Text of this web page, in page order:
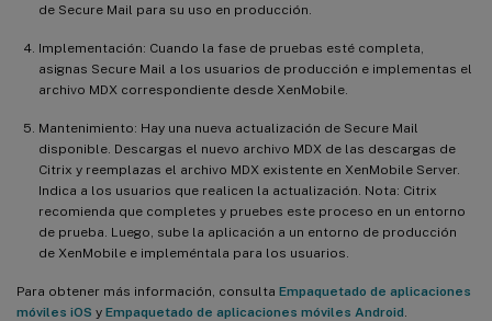
de Secure Mail para su uso en producción.
Implementación: Cuando la fase de pruebas esté completa,
asignas Secure Mail a los usuarios de producción e implementas el
archivo MDX correspondiente desde XenMobile.
Mantenimiento: Hay una nueva actualización de Secure Mail
disponible. Descargas el nuevo archivo MDX de las descargas de
Citrix y reemplazas el archivo MDX existente en XenMobile Server.
Indica a los usuarios que realicen la actualización. Nota: Citrix
recomienda que completes y pruebes este proceso en un entorno
de prueba. Luego, sube la aplicación a un entorno de producción
de XenMobile e impleméntala para los usuarios.
Para obtener más información, consulta Empaquetado de aplicaciones
móviles iOS y Empaquetado de aplicaciones móviles Android